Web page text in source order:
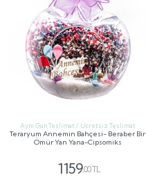
Aynı Gün Teslimat / Ücretsiz Teslimat
Teraryum Annemin Bahçesi- Beraber Bir
Ömür Yan Yana-Cipsomiks
1159,00 TL